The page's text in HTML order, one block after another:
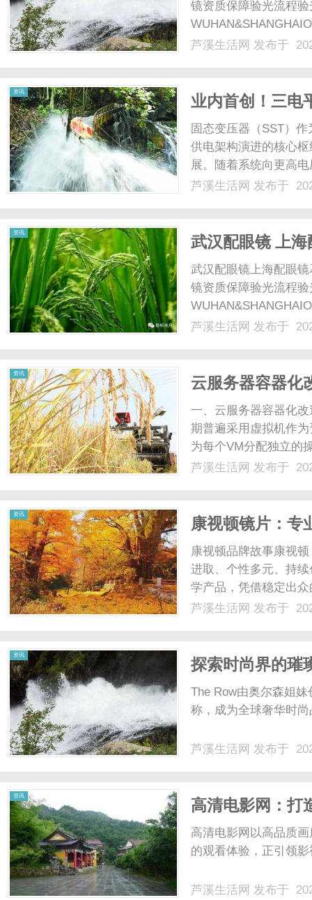
镜资质保障验光流程
配镜的写字楼眼镜店
芦溪生活网 发布于
资讯
业内首创！三电
方案正式发布
固态变压器（SST）
供电架构演进的核心
展。随着系统向更高
谐波特性、更低的开
芦溪生活网 发布于
资讯
武汉配眼镜 上海
武汉配眼镜上海配眼
镜资质保障验光流程
配镜的写字楼眼镜店
芦溪生活网 发布于
资讯
云服务器容器化
安全迁移指南
一、云服务器容器化
期普遍采用虚拟机作
为每个VM分配独立的
下问题：资源开销大
芦溪生活网 发布于
资讯
康视顿镜片：专
康视顿品牌故事康视
进取、个性多元、持
学产品，凭借稳定出
多年，品牌持续钻研
芦溪生活网 发布于
资讯
探索时尚界的璀
The Row由奥尔森姐
称，成为全球奢华时
芦溪生活网 发布于
资讯
高清电影网：打
高清电影网以高品质
的观看体验，正引领
芦溪生活网 发布于